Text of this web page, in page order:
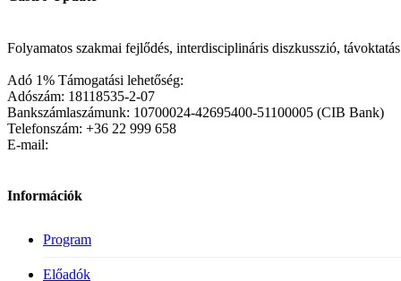
Folyamatos szakmai fejlődés, interdisciplináris diszkusszió,
Adó 1% Támogatási lehetőség:
Adószám: 18118535-2-07
Bankszámlaszámunk: 10700024-42695400-51100005 (CIB Bank)
Telefonszám: +36 22 999 658
E-mail:
Információk
Program
Előadók